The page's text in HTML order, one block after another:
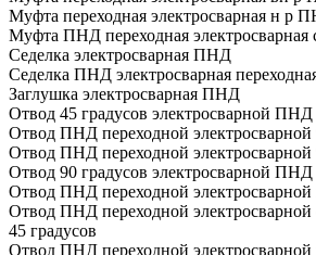
Муфта переходная электросварная н р
Муфта ПНД переходная электросварная
Седелка электросварная ПНД
Седелка ПНД электросварная
Заглушка электросварная ПНД
Отвод 45 градусов электросварной ПНД
Отвод ПНД переходной электросварной
Отвод ПНД переходной электросварной
Отвод 90 градусов электросварной ПНД
Отвод ПНД переходной электросварной
Отвод ПНД переходной электросварной
45 градусов
Отвод ПНД переходной электросварной